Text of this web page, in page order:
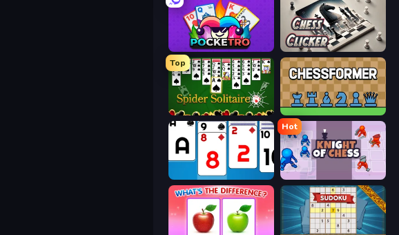
Pocketro Chess Clicker
Top
Spider Solitaire
Social Solitaire
Hot
Knight of Chess